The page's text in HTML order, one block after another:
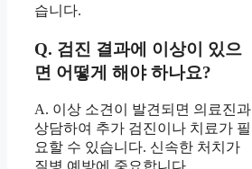
습니다.
Q. 검진 결과에 이상이 있으
면 어떻게 해야 하나요?
A. 이상 소견이 발견되면 의료진과
상담하여 추가 검진이나 치료가 필
요할 수 있습니다. 신속한 처치가